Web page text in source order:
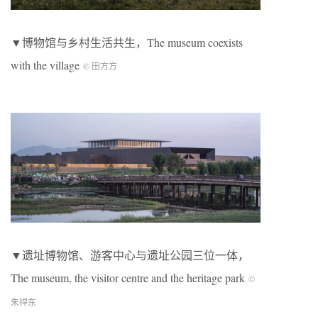
▼博物馆与乡村生活共生，The museum coexists
with the village © 田方方
▼遗址博物馆、游客中心与遗址公园三位一体，
The museum, the visitor centre and the heritage park ©
朱捍东